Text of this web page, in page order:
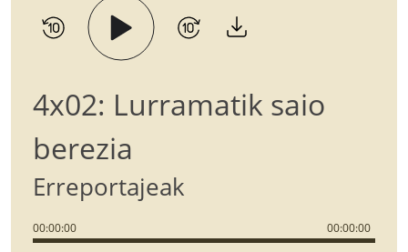
4x02: Lurramatik saio
berezia
Erreportajeak
00:00:00 00:00:00